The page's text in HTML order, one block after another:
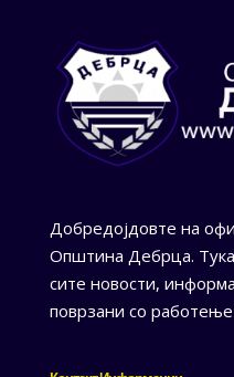
Добредојдовте на
Општина Дебрца.
сите новости,
поврзани со